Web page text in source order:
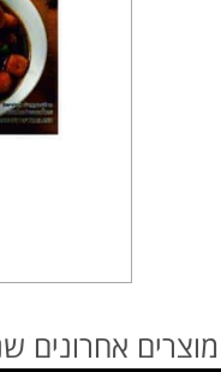
מוצרים אחרונים